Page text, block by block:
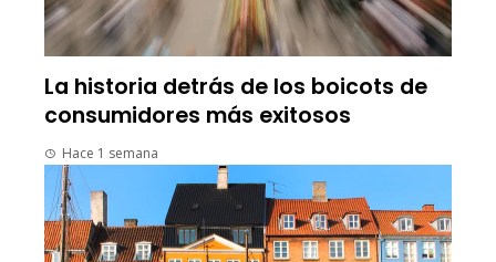
La historia detrás de los boicots de
consumidores más exitosos
Hace 1 semana